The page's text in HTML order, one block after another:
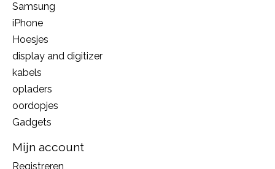
Samsung
iPhone
Hoesjes
display and digitizer
kabels
opladers
oordopjes
Gadgets
Mijn account
Registreren